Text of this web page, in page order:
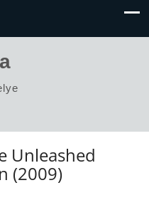
Unleashed
(2009)